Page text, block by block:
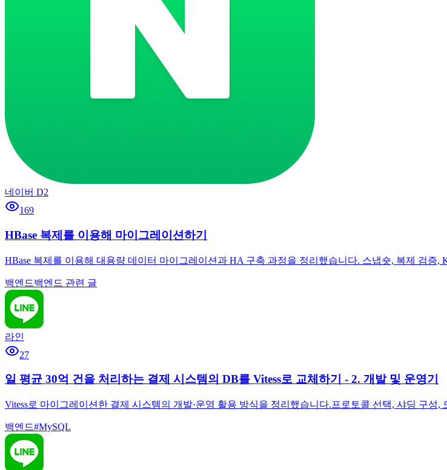
네이버 D2
169
HBase 복제를 이용해 마이그레이션하기
HBase 복제를 이용해 대용량 데이터 마이그레이션과 HA 구축 과정을 정리했습니다. 스냅숏, 복제 검증,
백엔드백엔드 관련 글
라인
27
일 평균 30억 건을 처리하는 결제 시스템의 DB를 Vitess로 교체하기 - 2. 개발 및 운영기
Vitess로 마이그레이션한 결제 시스템의 개발·운영 활용 방식을 정리했습니다.프로토콜 선택, 샤딩 구성
백엔드#MySQL